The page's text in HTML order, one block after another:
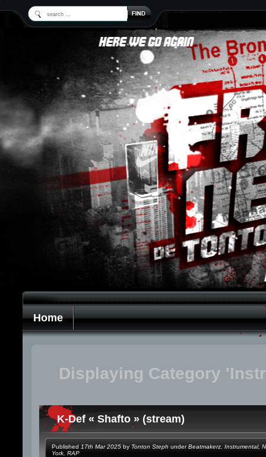
Home
Displaying Category
K-Def « Shafto » (stream)
Published 17th Mar 2025 by Tonton Steph underBeatmakerz Instrumental,
York RAP